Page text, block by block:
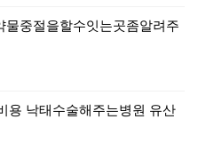
중절을할수잇는곳좀알려주
용 낙태수술해주는병원 유산